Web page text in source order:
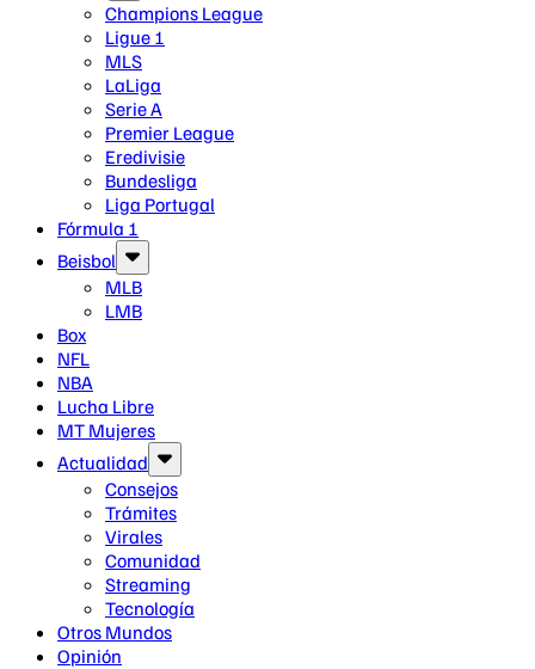
Champions League
Ligue 1
MLS
LaLiga
Serie A
Premier League
Eredivisie
Bundesliga
Liga Portugal
Fórmula 1
Beisbol
MLB
LMB
Box
NFL
NBA
Lucha Libre
MT Mujeres
Actualidad
Consejos
Trámites
Virales
Comunidad
Streaming
Tecnología
Otros Mundos
Opinión